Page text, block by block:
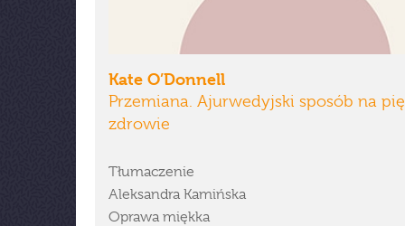
Kate O’Donnell
Przemiana. Ajurwedyjski sposób na
zdrowie
Tłumaczenie
Aleksandra Kamińska
Oprawa miękka